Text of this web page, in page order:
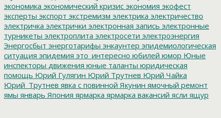
экономика экономический кризис экономия экофест
эксперты экспорт экстремизм электрика электричество
электричка электрички электронная запись электронные
турникеты электроплита электросети электроэнергия
Энергосбыт энерготарифы энкаунтер эпидемиологическая
ситуация эпидемия это_интересно юбилей юмор Юные
инспекторы движения юные таланты юридическая
помощь Юрий Гулягин Юрий Трутнев Юрий Чайка
Юрий_Трутнев явка с повинной Якунин ямочный ремонт
ямы январь Япония ярмарка ярмарка вакансий ясли ящур